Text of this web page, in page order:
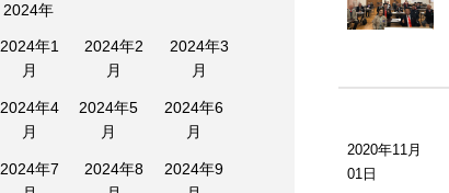
2020年11月
01日
2024年
2024年1
月
2024年2
月
2024年3
月
2024年4
月
2024年5
月
2024年6
月
2024年7
2024年8
2024年9